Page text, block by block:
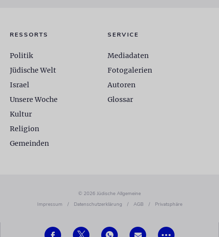
•••
RESSORTS
Politik
Jüdische Welt
Israel
Unsere Woche
Kultur
Religion
Gemeinden
SERVICE
Mediadaten
Fotogalerien
Autoren
Glossar
© 2026 Jüdische Allgemeine
Impressum
/ Datenschutzerklärung / AGB / Privatsphäre